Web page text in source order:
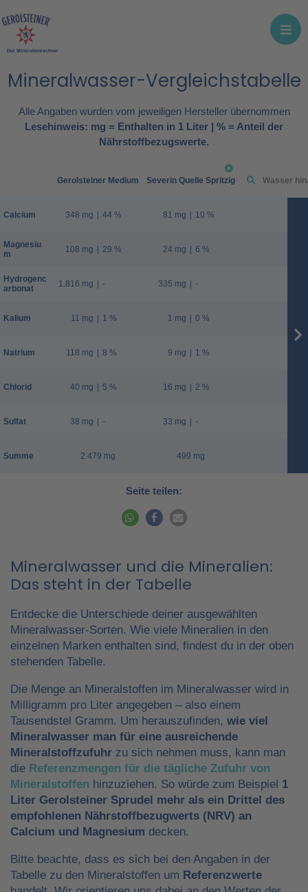
Der Mineralienrechner
Mineralwasser-Vergleichstabelle
Alle Angaben wurden vom jeweiligen Hersteller übernommen
Lesehinweis: mg = Enthalten in 1 Liter | % = Anteil der
Nährstoffbezugswerte.
Calcium
Magnesiu
m
Hydrogenc
arbonat
Kalium
Natrium
Chlorid
Sulfat
Summe
Gerolsteiner Medium
348 mg | 44 %
108 mg | 29 %
1.816 mg | -
11 mg | 1 %
118 mg | 8 %
40 mg | 5 %
38 mg | -
2.479 mg
Severin Quelle Spritzig
81 mg | 10 %
24 mg | 6 %
335 mg | -
1 mg | 0 %
9 mg | 1 %
16 mg | 2 %
33 mg | -
499 mg
Seite teilen:
Mineralwasser und die Mineralien:
Das steht in der Tabelle
Entdecke die Unterschiede deiner ausgewählten
Mineralwasser-Sorten. Wie viele Mineralien in den
einzelnen Marken enthalten sind, findest du in der oben
stehenden Tabelle.
Die Menge an Mineralstoffen im Mineralwasser wird in
Milligramm pro Liter angegeben – also einem
Tausendstel Gramm. Um herauszufinden, wie viel
Mineralwasser man für eine ausreichende
Mineralstoffzufuhr zu sich nehmen muss, kann man
die Referenzmengen für die tägliche Zufuhr von
Mineralstoffen hinzuziehen. So würde zum Beispiel 1
Liter Gerolsteiner Sprudel mehr als ein Drittel des
empfohlenen Nährstoffbezugwerts (NRV) an
Calcium und Magnesium decken.
Bitte beachte, dass es sich bei den Angaben in der
Tabelle zu den Mineralstoffen um Referenzwerte